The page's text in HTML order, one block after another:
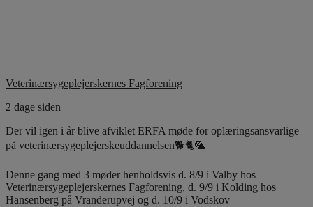
Veterinærsygeplejerskernes Fagforening
2 dage siden
Der vil igen i år blive afviklet ERFA møde for oplæringsansvarlige
på veterinærsygeplejerskeuddannelsen🐕🐈🦜
Denne gang med 3 møder henholdsvis d. 8/9 i Valby hos
Veterinærsygeplejerskernes Fagforening, d. 9/9 i Kolding hos
Hansenberg på Vranderupvej og d. 10/9 i Vodskov